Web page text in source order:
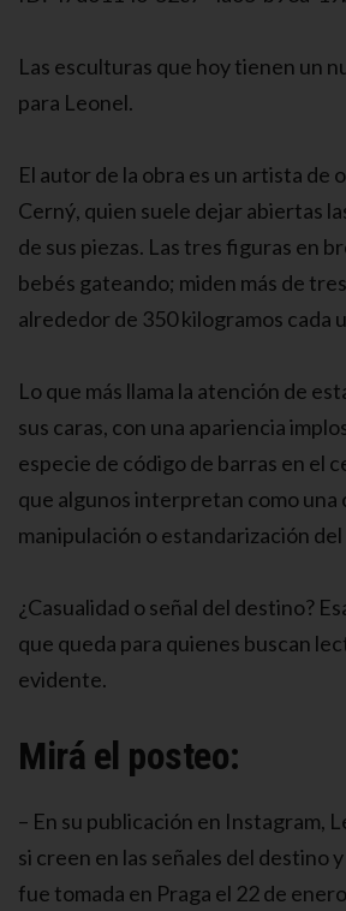
Las esculturas que hoy tienen un
para Leonel.
El autor de la obra es un artista de
Cerný, quien suele dejar abiertas
de sus piezas. Las tres figuras en
bebés gateando; miden más de
alrededor de 350 kilogramos cada
Lo que más llama la atención de
sus caras, con una apariencia
especie de código de barras en el
que algunos interpretan como una
manipulación o estandarización
¿Casualidad o señal del destino?
que queda para quienes buscan
evidente.
Mirá el posteo:
– En su publicación en Instagram,
si creen en las señales del destino
fue tomada en Praga el 22 de